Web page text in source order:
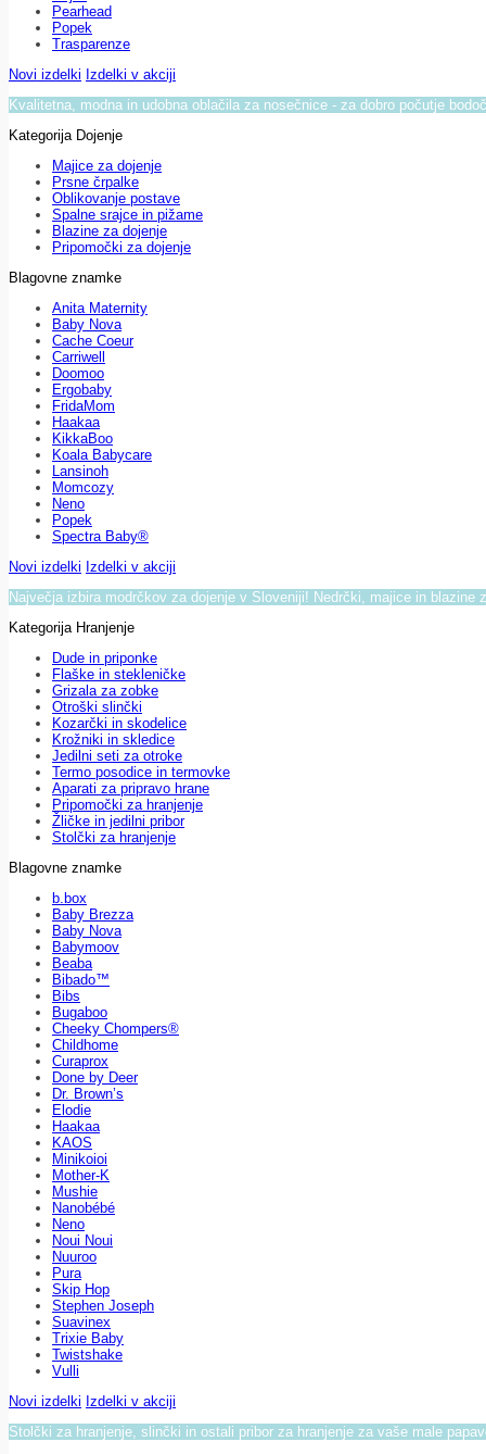
Pearhead
Popek
Trasparenze
Novi izdelki Izdelki v akciji
Kvalitetna, modna in udobna oblačila za nosečnice - za dobro počutje
Kategorija Dojenje
Majice za dojenje
Prsne črpalke
Oblikovanje postave
Spalne srajce in pižame
Blazine za dojenje
Pripomočki za dojenje
Blagovne znamke
Anita Maternity
Baby Nova
Cache Coeur
Carriwell
Doomoo
Ergobaby
FridaMom
Haakaa
KikkaBoo
Koala Babycare
Lansinoh
Momcozy
Neno
Popek
Spectra Baby®
Novi izdelki Izdelki v akciji
Največja izbira modrčkov za dojenje v Sloveniji! Nedrčki, majice in blazine
Kategorija Hranjenje
Dude in priponke
Flaške in stekleničke
Grizala za zobke
Otroški slinčki
Kozarčki in skodelice
Krožniki in skledice
Jedilni seti za otroke
Termo posodice in termovke
Aparati za pripravo hrane
Pripomočki za hranjenje
Žličke in jedilni pribor
Stolčki za hranjenje
Blagovne znamke
b.box
Baby Brezza
Baby Nova
Babymoov
Beaba
Bibado™
Bibs
Bugaboo
Cheeky Chompers®
Childhome
Curaprox
Done by Deer
Dr. Brown’s
Elodie
Haakaa
KAOS
Minikoioi
Mother-K
Mushie
Nanobébé
Neno
Noui Noui
Nuuroo
Pura
Skip Hop
Stephen Joseph
Suavinex
Trixie Baby
Twistshake
Vulli
Novi izdelki Izdelki v akciji
Stolčki za hranjenje, slinčki in ostali pribor za hranjenje za vaše male